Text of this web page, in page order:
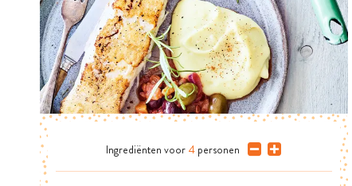
Ingrediënten voor 4 personen